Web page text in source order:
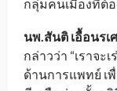
กลุ่มคนเมืองที่ต้
นพ.สันติ เอื้อนรเ
กล่าวว่า “เราจะ
ด้านการแพทย์ เ